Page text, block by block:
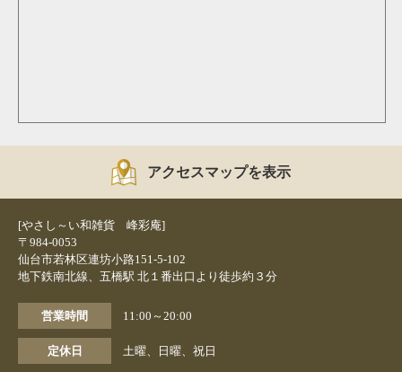
アクセスマップを表示
[やさし～い和雑貨 峰彩庵]
〒984-0053
仙台市若林区連坊小路151-5-102
地下鉄南北線、五橋駅 北１番出口より徒歩約３分
営業時間 11:00～20:00
定休日 土曜、日曜、祝日